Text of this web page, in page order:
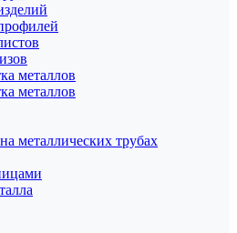
металлов
металлов
металлических трубах